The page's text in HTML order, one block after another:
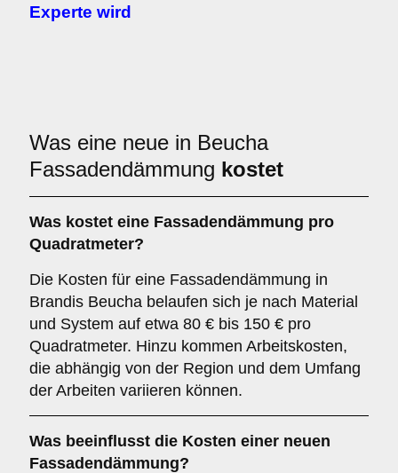
Experte wird
Was eine neue in Beucha
Fassadendämmung kostet
Was kostet eine Fassadendämmung pro
Quadratmeter?
Die Kosten für eine Fassadendämmung in
Brandis Beucha belaufen sich je nach Material
und System auf etwa 80 € bis 150 € pro
Quadratmeter. Hinzu kommen Arbeitskosten,
die abhängig von der Region und dem Umfang
der Arbeiten variieren können.
Was beeinflusst die Kosten einer neuen
Fassadendämmung?